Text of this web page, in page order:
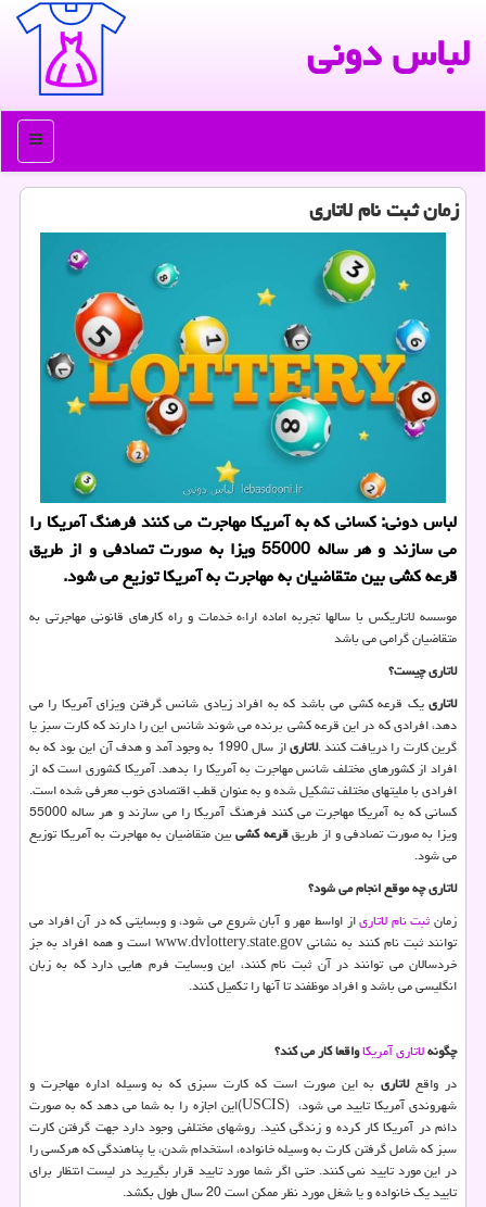
لباس دونی
منو
زمان ثبت نام لاتاری
لباس دونی: كسانی كه به آمریكا مهاجرت می كنند فرهنگ آمریكا را
می سازند و هر ساله 55000 ویزا به صورت تصادفی و از طریق
قرعه كشی بین متقاضیان به مهاجرت به آمریكا توزیع می شود.
موسسه لاتاریکس با سالها تجربه اماده اراءه خدمات و راه کارهای قانونی مهاجرتی به
متقاضیان گرامی می باشد
لاتاریچیست؟
لاتارییک قرعه کشی می باشد که به افراد زیادی شانس گرفتن ویزای آمریکا را می
دهد، افرادی که در این قرعه کشی برنده می شوند شانس این را دارند که کارت سبز یا
گرین کارت را دریافت کنند.لاتاری
از سال 1990 به وجود آمد و هدف آن این بود که به
افراد از کشورهای مختلف شانس مهاجرت به آمریکا را بدهد. آمریکا کشوری است که از
افرادی با ملیتهای مختلف تشکیل شده و به عنوان قطب اقتصادی خوب معرفی شده است.
کسانی که به آمریکا مهاجرت می کنند فرهنگ آمریکا را می سازند و هر ساله 55000
ویزا به صورت تصادفی و از طریققرعه کشیبین متقاضیان به مهاجرت به آمریکا توزیع
می شود.
لاتاری چه موقع انجام می شود؟
زمانثبت نام لاتاریاز اواسط مهر و آبان شروع می شود، و وبسایتی که در آن افراد می
توانند ثبت نام کنند به نشانیwww.dvlottery.state.govاست و همه افراد به جز
خردسالان می توانند در آن ثبت نام کنند، این وبسایت فرم هایی دارد که به زبان
انگلیسی می باشد و افراد موظفند تا آنها را تکمیل کنند.
چگونهلاتاری آمریکاواقعا کار می کند؟
در واقعلاتاریبه این صورت است که کارت سبزی که به وسیله اداره مهاجرت و
شهروندی آمریکا تایید می شود، (USCIS)این اجازه را به شما می دهد که به صورت
دائم در آمریکا کار کرده و زندگی کنید. روشهای مختلفی وجود دارد جهت گرفتن کارت
سبز که شامل گرفتن کارت به وسیله خانواده، استخدام شدن، یا پناهندگی که هرکسی را
در این مورد تایید نمی کنند. حتی اگر شما مورد تایید قرار بگیرید در لیست انتظار برای
تایید یک خانواده و یا شغل مورد نظر ممکن است 20 سال طول بکشد.